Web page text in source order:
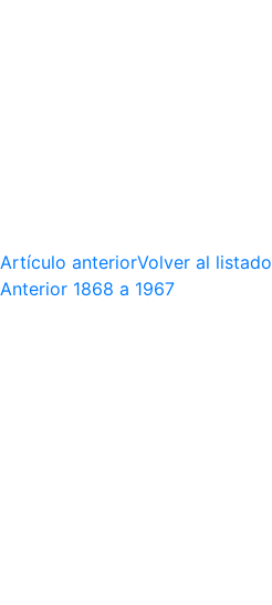
Artículo anteriorVolver al listado
Anterior 1868 a 1967